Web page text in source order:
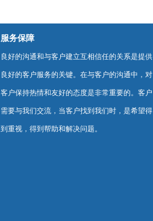
服务保障
良好的沟通和与客户建立互相信任的关系是提供
良好的客户服务的关键。在与客户的沟通中，对
客户保持热情和友好的态度是非常重要的。客户
需要与我们交流，当客户找到我们时，是希望得
到重视，得到帮助和解决问题。